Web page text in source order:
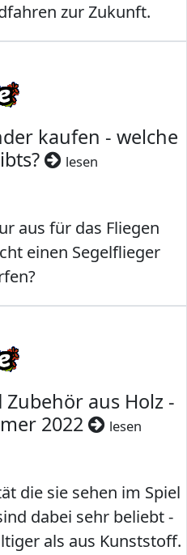
zur Zukunft.
kaufen - welche
lesen
aus für das Fliegen
einen Segelflieger
aus Holz -
2022
lesen
die sie sehen im Spiel
dabei sehr beliebt -
als aus Kunststoff.